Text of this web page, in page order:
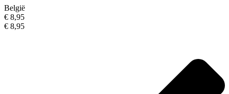
België
€ 8,95
€ 8,95